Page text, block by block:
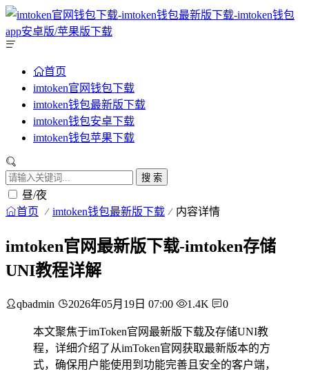
首页
imtoken官网钱包下载
imtoken钱包最新版下载
imtoken钱包安卓下载
imtoken钱包苹果下载
搜 索
昼/夜
首页 imtoken钱包最新版下载 内容详情
imtoken官网最新版下载-imtoken存储
UNI教程详解
qbadmin 2026年05月19日 07:00 1.4K 0
本文聚焦于imToken官网最新版下载及存储UNI教
程，详细介绍了从imToken官网获取最新版本的方
式，确保用户能使用到功能完善且安全的客户端，